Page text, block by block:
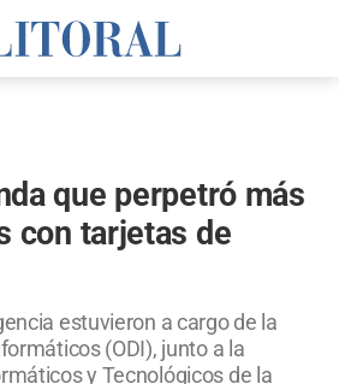
que perpetró más
con tarjetas de
estuvieron a cargo de la
(ODI), junto a la
y Tecnológicos de la